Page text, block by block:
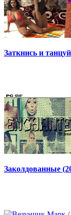
Заткнись и
Заколдованные